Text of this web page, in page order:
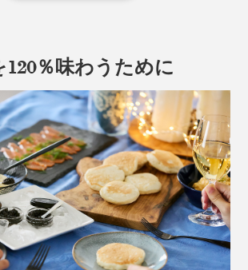
で皮が固くなり、風味は減少。冷蔵で
分濃度は7〜10%、防腐剤を使用する
％味わうために